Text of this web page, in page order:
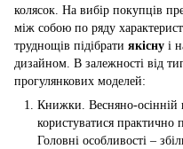
колясок. На вибір покупців
між собою по ряду
труднощів підібрати якісну і
дизайном. В залежності від
прогулянкових моделей:
Книжки. Весняно-осінній
користуватися практично
Головні особливості –